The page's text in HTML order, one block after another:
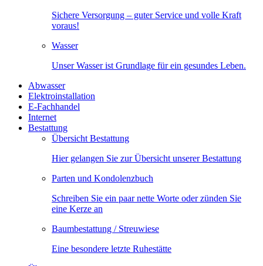
Sichere Versorgung – guter Service und volle Kraft
voraus!
Wasser
Unser Wasser ist Grundlage für ein gesundes Leben.
Abwasser
Elektroinstallation
E-Fachhandel
Internet
Bestattung
Übersicht Bestattung
Hier gelangen Sie zur Übersicht unserer Bestattung
Parten und Kondolenzbuch
Schreiben Sie ein paar nette Worte oder zünden Sie
eine Kerze an
Baumbestattung / Streuwiese
Eine besondere letzte Ruhestätte